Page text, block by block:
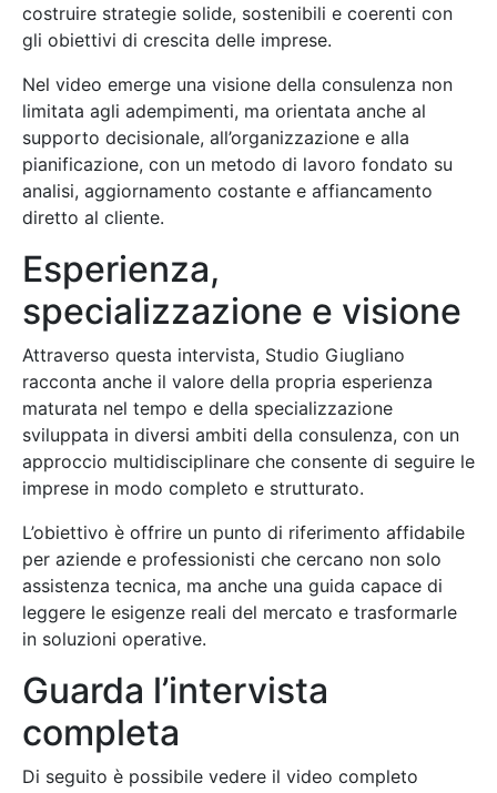
costruire strategie solide, sostenibili e coerenti con
gli obiettivi di crescita delle imprese.
Nel video emerge una visione della consulenza non
limitata agli adempimenti, ma orientata anche al
supporto decisionale, all’organizzazione e alla
pianificazione, con un metodo di lavoro fondato su
analisi, aggiornamento costante e affiancamento
diretto al cliente.
Esperienza,
specializzazione e visione
Attraverso questa intervista, Studio Giugliano
racconta anche il valore della propria esperienza
maturata nel tempo e della specializzazione
sviluppata in diversi ambiti della consulenza, con un
approccio multidisciplinare che consente di seguire le
imprese in modo completo e strutturato.
L’obiettivo è offrire un punto di riferimento affidabile
per aziende e professionisti che cercano non solo
assistenza tecnica, ma anche una guida capace di
leggere le esigenze reali del mercato e trasformarle
in soluzioni operative.
Guarda l’intervista
completa
Di seguito è possibile vedere il video completo